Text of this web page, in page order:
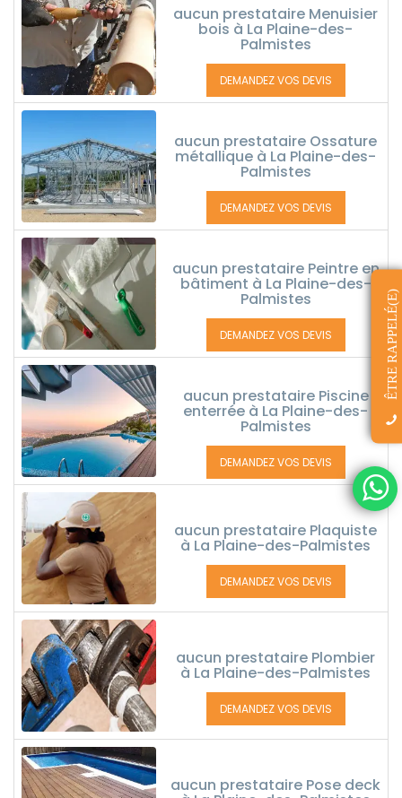
aucun prestataire Menuisier
bois à La Plaine-des-
Palmistes
DEMANDEZ VOS DEVIS
aucun prestataire Ossature
métallique à La Plaine-des-
Palmistes
DEMANDEZ VOS DEVIS
aucun prestataire Peintre en
bâtiment à La Plaine-des-
Palmistes
DEMANDEZ VOS DEVIS
aucun prestataire Piscine
enterrée à La Plaine-des-
Palmistes
DEMANDEZ VOS DEVIS
aucun prestataire Plaquiste
à La Plaine-des-Palmistes
DEMANDEZ VOS DEVIS
aucun prestataire Plombier
à La Plaine-des-Palmistes
DEMANDEZ VOS DEVIS
aucun prestataire Pose deck
ÊTRE RAPPELÉ(E)